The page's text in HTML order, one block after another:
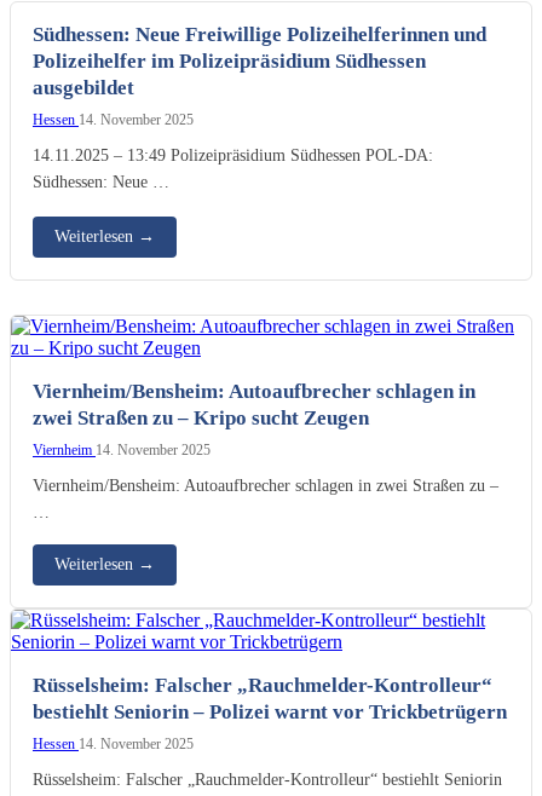
Südhessen: Neue Freiwillige Polizeihelferinnen und
Polizeihelfer im Polizeipräsidium Südhessen
ausgebildet
Hessen 14. November 2025
14.11.2025 – 13:49 Polizeipräsidium Südhessen POL-DA:
Südhessen: Neue …
Weiterlesen →
Viernheim/Bensheim: Autoaufbrecher schlagen in
zwei Straßen zu – Kripo sucht Zeugen
Viernheim 14. November 2025
Viernheim/Bensheim: Autoaufbrecher schlagen in zwei Straßen zu –
Weiterlesen →
Rüsselsheim: Falscher „Rauchmelder-Kontrolleur“
bestiehlt Seniorin – Polizei warnt vor Trickbetrügern
Hessen 14. November 2025
Rüsselsheim: Falscher „Rauchmelder-Kontrolleur“ bestiehlt Seniorin